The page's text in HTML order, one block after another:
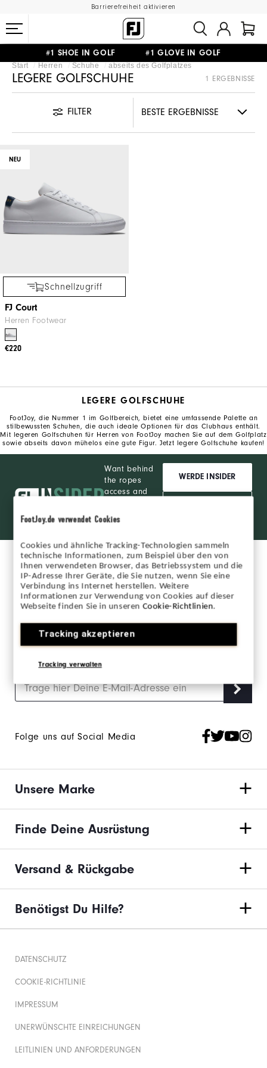
FootJoy.de verwendet Cookies
Cookies und ähnliche Tracking-Technologien sammeln
technische Informationen, zum Beispiel über den von
Ihnen verwendeten Browser, das Betriebssystem und die
IP-Adresse Ihrer Geräte, die Sie nutzen, wenn Sie eine
Verbindung ins Internet herstellen. Weitere
Informationen zur Verwendung von Cookies auf dieser
Webseite finden Sie in unserenCookie-Richtlinien.
Tracking akzeptieren
Tracking verwalten
Barrierefreiheit aktivieren
#1 SHOE IN GOLF #1 GLOVE IN GOLF
GRATIS LIEFERUNG
AB 99€ &GRATIS RÜCKSENDUNG
Start Herren Schuhe abseits des Golfplatzes
LEGERE GOLFSCHUHE 1 ERGEBNISSE
FILTER
NEU
Schnellzugriff
FJ Court
Herren Footwear
€220
LEGERE GOLFSCHUHE
FootJoy, die Nummer 1 im Golfbereich, bietet eine umfassende Palette an
stilbewussten Schuhen, die auch ideale Optionen für das Clubhaus enthält.
Mit legeren Golfschuhen für Herren von FootJoy machen Sie auf dem Golfplatz
sowie abseits davon mühelos eine gute Figur. Jetzt legere Golfschuhe kaufen!
Want behind
the ropes
access and
products?
Learn More
WERDE INSIDER
Melde Dich für unseren FootJoy Newsletter an
und bleibe auf dem Laufenden.
den
FootJoy-Datenschutzrichtlinien
Folge uns auf Social Media
Unsere Marke
Finde Deine Ausrüstung
Versand & Rückgabe
Benötigst Du Hilfe?
DATENSCHUTZ
COOKIE-RICHTLINIE
IMPRESSUM
UNERWÜNSCHTE EINREICHUNGEN
LEITLINIEN UND ANFORDERUNGEN